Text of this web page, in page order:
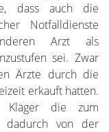
dass auch die
Notfalldienste
Arzt als
sei. Zwar
Ärzte durch die
erkauft hatten.
Kläger die zum
dadurch von der